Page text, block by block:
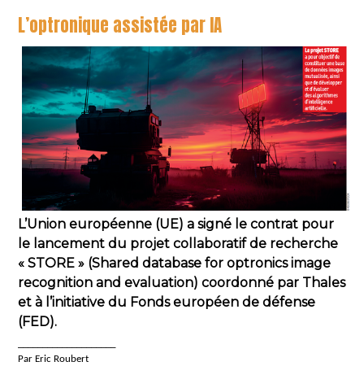
L’optronique assistée par IA
L’Union européenne (UE) a signé le contrat pour
le lancement du projet collaboratif de recherche
« STORE » (Shared database for optronics image
recognition and evaluation) coordonné par Thales
et à l’initiative du Fonds européen de défense
(FED).
Par Eric Roubert